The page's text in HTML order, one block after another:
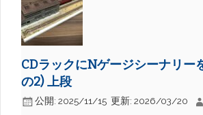
CDラックにNゲージシーナリー
の2) 上段
公開: 2025/11/15 更新: 2026/03/20